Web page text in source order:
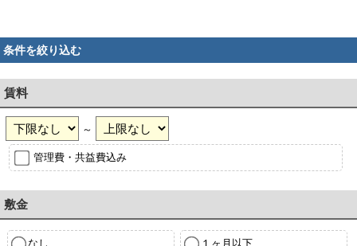
条件を絞り込む
賃料
～
管理費・共益費込み
敷金
なし １ヶ月以下